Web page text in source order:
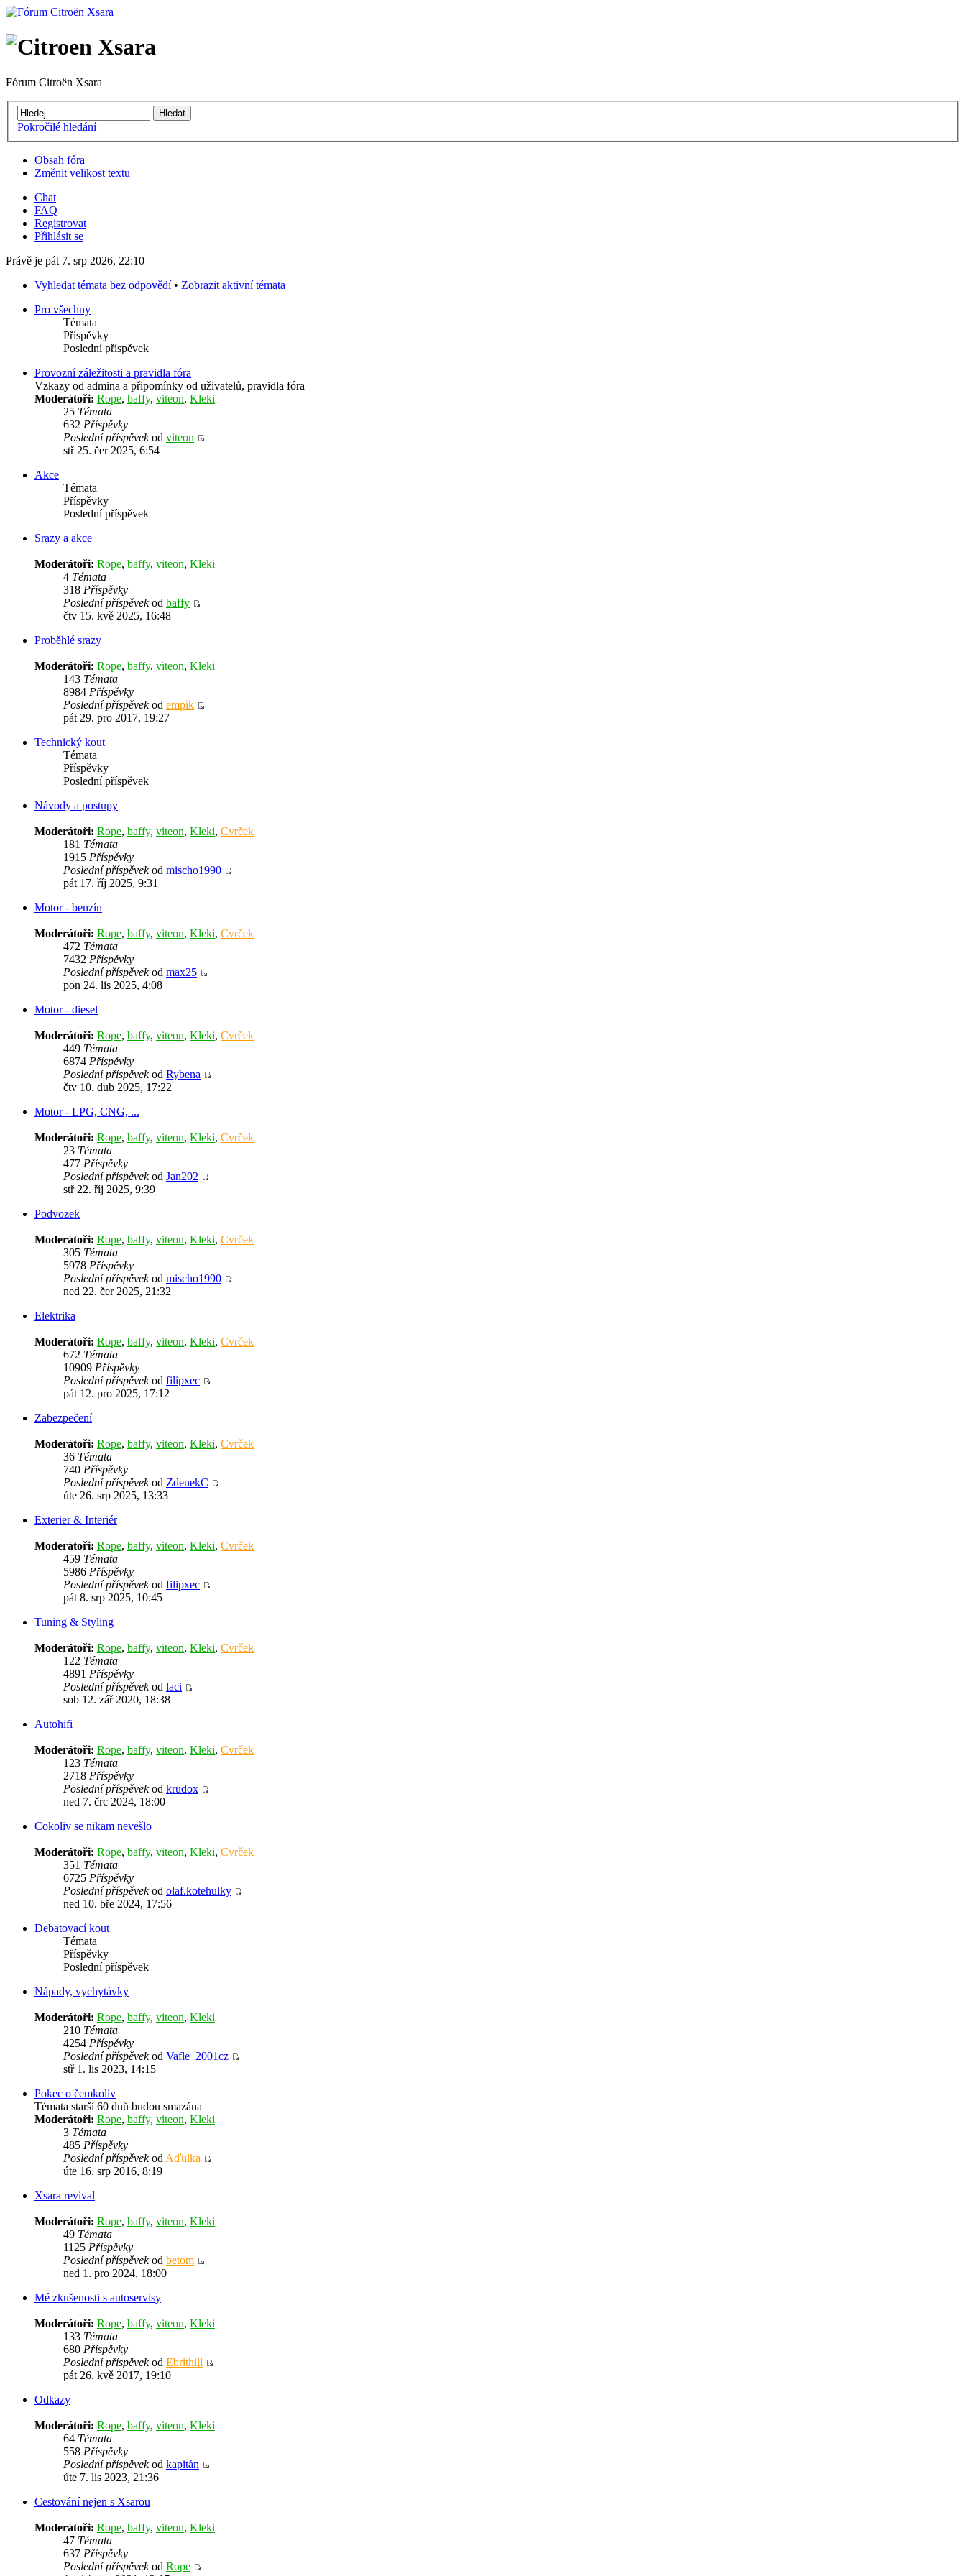
Fórum Citroën Xsara
Pokročilé hledání
Obsah fóra
Změnit velikost textu
Chat
FAQ
Registrovat
Přihlásit se
Právě je pát 7. srp 2026, 22:10
Vyhledat témata bez odpovědí • Zobrazit aktivní témata
Pro všechny
Témata
Příspěvky
Poslední příspěvek
Provozní záležitosti a pravidla fóra
Vzkazy od admina a připomínky od uživatelů, pravidla fóra
Moderátoři: Rope, baffy, viteon, Kleki
25 Témata
632 Příspěvky
Poslední příspěvekod viteon
stř 25. čer 2025, 6:54
Akce
Témata
Příspěvky
Poslední příspěvek
Srazy a akce
Moderátoři: Rope, baffy, viteon, Kleki
4 Témata
318 Příspěvky
Poslední příspěvekod baffy
čtv 15. kvě 2025, 16:48
Proběhlé srazy
Moderátoři: Rope, baffy, viteon, Kleki
143 Témata
8984 Příspěvky
Poslední příspěvekod empík
pát 29. pro 2017, 19:27
Technický kout
Témata
Příspěvky
Poslední příspěvek
Návody a postupy
Moderátoři: Rope, baffy, viteon, Kleki, Cvrček
181 Témata
1915 Příspěvky
Poslední příspěvekod mischo1990
pát 17. říj 2025, 9:31
Motor - benzín
Moderátoři: Rope, baffy, viteon, Kleki, Cvrček
472 Témata
7432 Příspěvky
Poslední příspěvekod max25
pon 24. lis 2025, 4:08
Motor - diesel
Moderátoři: Rope, baffy, viteon, Kleki, Cvrček
449 Témata
6874 Příspěvky
Poslední příspěvekod Rybena
čtv 10. dub 2025, 17:22
Motor - LPG, CNG, ...
Moderátoři: Rope, baffy, viteon, Kleki, Cvrček
23 Témata
477 Příspěvky
Poslední příspěvekod Jan202
stř 22. říj 2025, 9:39
Podvozek
Moderátoři: Rope, baffy, viteon, Kleki, Cvrček
305 Témata
5978 Příspěvky
Poslední příspěvekod mischo1990
ned 22. čer 2025, 21:32
Elektrika
Moderátoři: Rope, baffy, viteon, Kleki, Cvrček
672 Témata
10909 Příspěvky
Poslední příspěvekod filipxec
pát 12. pro 2025, 17:12
Zabezpečení
Moderátoři: Rope, baffy, viteon, Kleki, Cvrček
36 Témata
740 Příspěvky
Poslední příspěvekod ZdenekC
úte 26. srp 2025, 13:33
Exterier & Interiér
Moderátoři: Rope, baffy, viteon, Kleki, Cvrček
459 Témata
5986 Příspěvky
Poslední příspěvekod filipxec
pát 8. srp 2025, 10:45
Tuning & Styling
Moderátoři: Rope, baffy, viteon, Kleki, Cvrček
122 Témata
4891 Příspěvky
Poslední příspěvekod laci
sob 12. zář 2020, 18:38
Autohifi
Moderátoři: Rope, baffy, viteon, Kleki, Cvrček
123 Témata
2718 Příspěvky
Poslední příspěvekod krudox
ned 7. črc 2024, 18:00
Cokoliv se nikam nevešlo
Moderátoři: Rope, baffy, viteon, Kleki, Cvrček
351 Témata
6725 Příspěvky
Poslední příspěvekod olaf.kotehulky
ned 10. bře 2024, 17:56
Debatovací kout
Témata
Příspěvky
Poslední příspěvek
Nápady, vychytávky
Moderátoři: Rope, baffy, viteon, Kleki
210 Témata
4254 Příspěvky
Poslední příspěvekod Vafle_2001cz
stř 1. lis 2023, 14:15
Pokec o čemkoliv
Témata starší 60 dnů budou smazána
Moderátoři: Rope, baffy, viteon, Kleki
3 Témata
485 Příspěvky
Poslední příspěvekodAďulka
úte 16. srp 2016, 8:19
Xsara revival
Moderátoři: Rope, baffy, viteon, Kleki
49 Témata
1125 Příspěvky
Poslední příspěvekod betom
ned 1. pro 2024, 18:00
Mé zkušenosti s autoservisy
Moderátoři: Rope, baffy, viteon, Kleki
133 Témata
680 Příspěvky
Poslední příspěvekod Ebrithill
pát 26. kvě 2017, 19:10
Odkazy
Moderátoři: Rope, baffy, viteon, Kleki
64 Témata
558 Příspěvky
Poslední příspěvekod kapitán
úte 7. lis 2023, 21:36
Cestování nejen s Xsarou
Moderátoři: Rope, baffy, viteon, Kleki
47 Témata
637 Příspěvky
Poslední příspěvekod Rope